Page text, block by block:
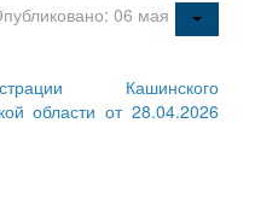
06 мая
Кашинского
области от 28.04.2026